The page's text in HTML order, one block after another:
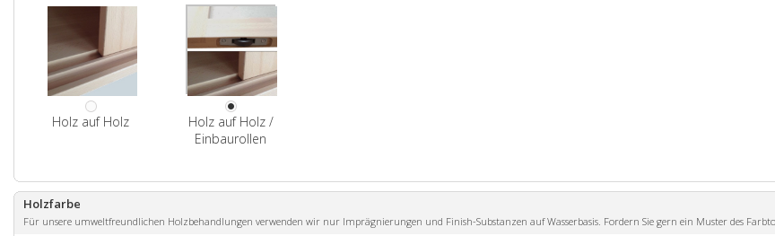
Holz auf Holz
Holz auf Holz /
Einbaurollen
Holzfarbe
Für unsere umweltfreundlichen Holzbehandlungen verwenden wir nur Imprägnierungen und Finish-Substanzen auf Wasserbasis. Fordern Sie gern ein Muster des